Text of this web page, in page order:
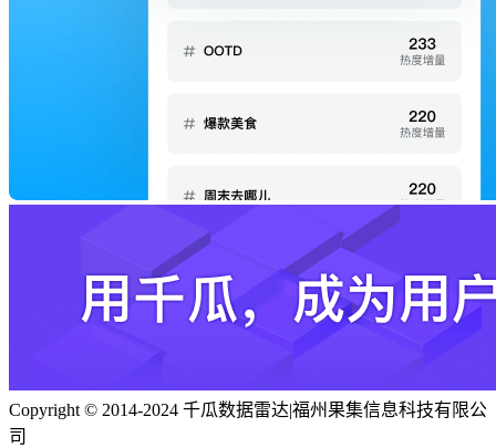
Copyright © 2014-2024 千瓜数据雷达|福州果集信息科技有限公
司